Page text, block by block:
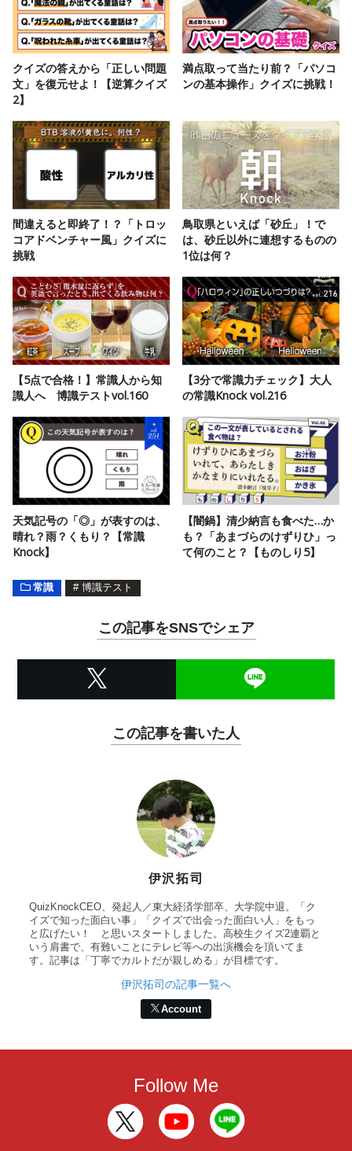
クイズの答えから「正しい問題
文」を復元せよ！【逆算クイズ
2】
満点取って当たり前？「パソコ
ンの基本操作」クイズに挑戦！
間違えると即終了！？「トロッ
コアドベンチャー風」クイズに
挑戦
鳥取県といえば「砂丘」！で
は、砂丘以外に連想するものの
1位は何？
【5点で合格！】常識人から知
識人へ 博識テストvol.160
【3分で常識力チェック】大人
の常識Knock vol.216
天気記号の「◎」が表すのは、
晴れ？雨？くもり？【常識
Knock】
【闇鍋】清少納言も食べた…か
も？「あまづらのけずりひ」っ
て何のこと？【ものしり5】
常識 # 博識テスト
この記事をSNSでシェア
この記事を書いた人
伊沢拓司
QuizKnockCEO、発起人／東大経済学部卒、大学院中退。「ク
イズで知った面白い事」「クイズで出会った面白い人」をもっ
と広げたい！ と思いスタートしました。高校生クイズ2連覇と
いう肩書で、有難いことにテレビ等への出演機会を頂いてま
す。記事は「丁寧でカルトだが親しめる」が目標です。
伊沢拓司の記事一覧へ
Account
Follow Me